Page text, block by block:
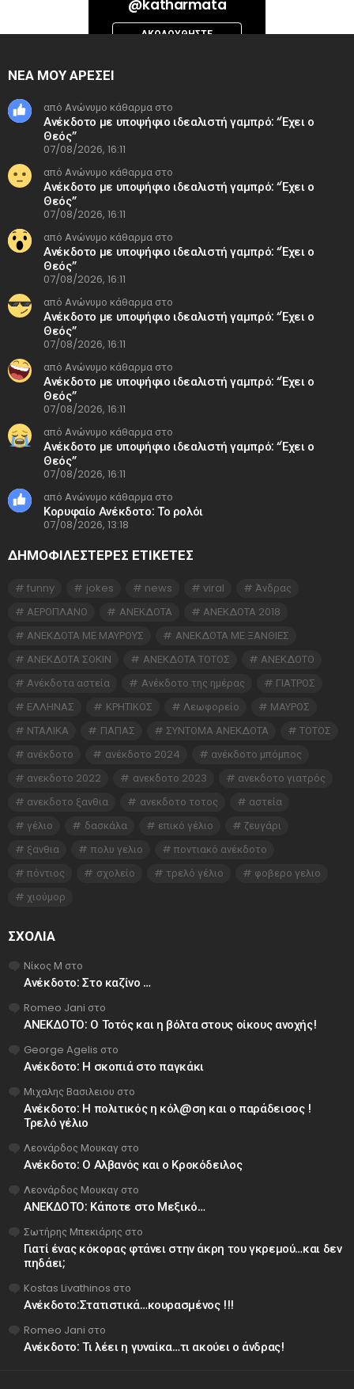
Thursday, 06-Aug-26 13:14:09 PDT. The current time is Friday, 07-Aug-
@katharmata
ΑΚΟΛΟΥΘΉΣΤΕ
ΝΕΑ ΜΟΥ ΑΡΕΣΕΙ
από Ανώνυμο κάθαρμα στο
Ανέκδοτο με υποψήφιο ιδεαλιστή γαμπρό: “Έχει ο
Θεός”
07/08/2026, 16:11
από Ανώνυμο κάθαρμα στο
Ανέκδοτο με υποψήφιο ιδεαλιστή γαμπρό: “Έχει ο
Θεός”
07/08/2026, 16:11
από Ανώνυμο κάθαρμα στο
Ανέκδοτο με υποψήφιο ιδεαλιστή γαμπρό: “Έχει ο
Θεός”
07/08/2026, 16:11
από Ανώνυμο κάθαρμα στο
Ανέκδοτο με υποψήφιο ιδεαλιστή γαμπρό: “Έχει ο
Θεός”
07/08/2026, 16:11
από Ανώνυμο κάθαρμα στο
Ανέκδοτο με υποψήφιο ιδεαλιστή γαμπρό: “Έχει ο
Θεός”
07/08/2026, 16:11
από Ανώνυμο κάθαρμα στο
Ανέκδοτο με υποψήφιο ιδεαλιστή γαμπρό: “Έχει ο
Θεός”
07/08/2026, 16:11
από Ανώνυμο κάθαρμα στο
Κορυφαίο Ανέκδοτο: Το ρολόι
07/08/2026, 13:18
ΔΗΜΟΦΙΛΕΣΤΕΡΕΣ ΕΤΙΚΈΤΕΣ
funny jokes news viral
Άνδρας
ΑΕΡΟΠΛΑΝΟ
ΑΝΕΚΔΟΤΑ
ΑΝΕΚΔΟΤΑ 2018
ΑΝΕΚΔΟΤΑ ΜΕ ΜΑΥΡΟΥΣ
ΑΝΕΚΔΟΤΑ ΜΕ ΞΑΝΘΙΕΣ
ΑΝΕΚΔΟΤΑ ΣΟΚΙΝ
ΑΝΕΚΔΟΤΑ ΤΟΤΟΣ
ΑΝΕΚΔΟΤΟ
Ανέκδοτα αστεία
Ανέκδοτο της ημέρας
ΓΙΑΤΡΟΣ
ΕΛΛΗΝΑΣ
ΚΡΗΤΙΚΟΣ Λεωφορείο
ΜΑΥΡΟΣ
ΝΤΑΛΙΚΑ
ΠΑΠΑΣ ΣΥΝΤΟΜΑ ΑΝΕΚΔΟΤΑ
ΤΟΤΟΣ
ανέκδοτο
ανέκδοτο 2024
ανέκδοτο μπόμπος
ανεκδοτο 2022
ανεκδοτο 2023
ανεκδοτο γιατρός
ανεκδοτο ξανθια
ανεκδοτο τοτος
αστεία
γέλιο
δασκάλα επικό γέλιο
ζευγάρι
ξανθια
πολυ γελιο
ποντιακό ανέκδοτο
πόντιος
σχολείο τρελό γέλιο
φοβερο γελιο
χιούμορ
ΣΧΌΛΙΑ
Νίκος Μ στο
Ανέκδοτο: Στο καζίνο …
Romeo Jani στο
ΑΝΕΚΔΟΤΟ: Ο Τοτός και η βόλτα στους οίκους ανοχής!
George Agelis στο
Ανέκδοτο: Η σκοπιά στο παγκάκι
Μιχαλης Βασιλειου στο
Ανέκδοτο: Η πολιτικός η κόλ@ση και ο παράδεισος !
Τρελό γέλιο
Λεονάρδος Μουκαγ στο
Ανέκδοτο: Ο Αλβανός και ο Κροκόδειλος
Λεονάρδος Μουκαγ στο
ΑΝΕΚΔΟΤΟ: Κάποτε στο Μεξικό…
Σωτήρης Μπεκιάρης στο
Γιατί ένας κόκορας φτάνει στην άκρη του γκρεμού…και δεν
πηδάει;
Kostas Livathinos στο
Ανέκδοτο:Στατιστικά…κουρασμένος !!!
Romeo Jani στο
Ανέκδοτο: Τι λέει η γυναίκα…τι ακούει ο άνδρας!